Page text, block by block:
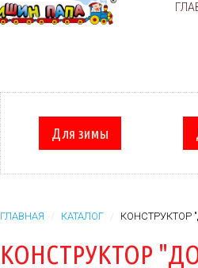
Для зимы
ГЛАВНАЯ КАТАЛОГ КОНСТРУКТОР
КОНСТРУКТОР